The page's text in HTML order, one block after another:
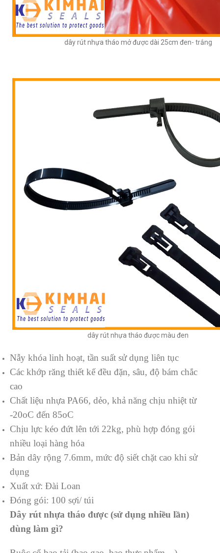
dây rút nhựa tháo mở được dài 25cm đen- trắng
dây rút nhựa tháo được màu đen
Nẫy khóa linh hoạt, tần suất sử dụng liên tục
Các khớp răng thiết kế đều đặn, sâu, độ bám chắc
cao
Chất liệu nhựa PA66, dẻo, khả năng chịu nhiệt từ
-20oC đến 85oC
Chịu lực kéo đứt lên tới 22kg, phù hợp đóng gói
nhiều loại hàng hóa
Bản dây rộng 7.6mm, mức độ siết chặt cao khi sử
dụng
Xuất xứ: Đài Loan
Đóng gói: 100 sợi/ túi
Dây rút nhựa tháo được (sử dụng nhiều lần)
dùng làm gì?